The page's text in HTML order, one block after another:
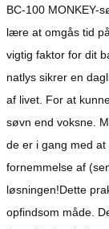
BC-100 MONKEY-
lære at omgås tid
vigtig faktor for dit
natlys sikrer en
af livet. For at
søvn end voksne.
de er i gang med
fornemmelse af
løsningen!Dette
opfindsom måde.